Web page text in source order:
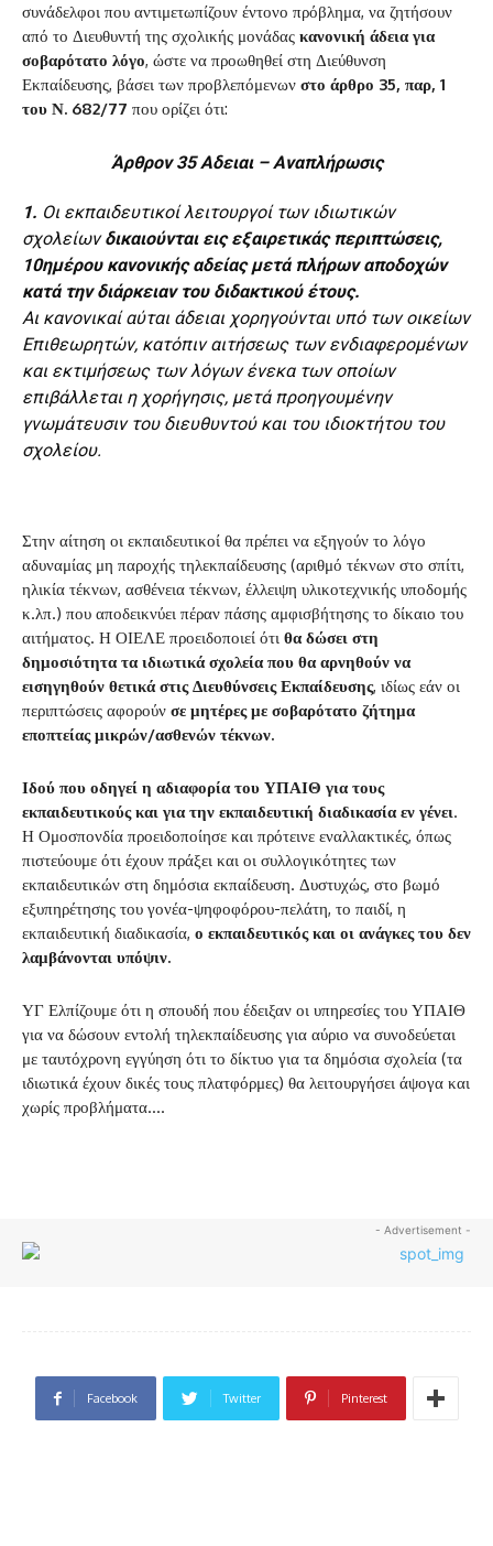
συνάδελφοι που αντιμετωπίζουν έντονο πρόβλημα, να ζητήσουν
από το Διευθυντή της σχολικής μονάδας κανονική άδεια για
σοβαρότατο λόγο, ώστε να προωθηθεί στη Διεύθυνση
Εκπαίδευσης, βάσει των προβλεπόμενων στο άρθρο 35, παρ, 1
του Ν. 682/77 που ορίζει ότι:
Άρθρον 35Αδειαι – Αναπλήρωσις
1. Οι εκπαιδευτικοί λειτουργοί των ιδιωτικών
σχολείωνδικαιούνται εις εξαιρετικάς περιπτώσεις,
10ημέρου κανονικής αδείας μετά πλήρων αποδοχών
κατά την διάρκειαν του διδακτικού έτους.
Αι κανονικαί αύται άδειαι χορηγούνται υπό των οικείων
Επιθεωρητών, κατόπιν αιτήσεως των ενδιαφερομένων
και εκτιμήσεως των λόγων ένεκα των οποίων
επιβάλλεται η χορήγησις, μετά προηγουμένην
γνωμάτευσιν του διευθυντού και του ιδιοκτήτου του
σχολείου.
Στην αίτηση οι εκπαιδευτικοί θα πρέπει να εξηγούν το λόγο
αδυναμίας μη παροχής τηλεκπαίδευσης (αριθμό τέκνων στο σπίτι,
ηλικία τέκνων, ασθένεια τέκνων, έλλειψη υλικοτεχνικής υποδομής
κ.λπ.) που αποδεικνύει πέραν πάσης αμφισβήτησης το δίκαιο του
αιτήματος. Η ΟΙΕΛΕ προειδοποιεί ότι θα δώσει στη
δημοσιότητα τα ιδιωτικά σχολεία που θα αρνηθούν να
εισηγηθούν θετικά στις Διευθύνσεις Εκπαίδευσης, ιδίως εάν οι
περιπτώσεις αφορούν σε μητέρες με σοβαρότατο ζήτημα
εποπτείας μικρών/ασθενών τέκνων.
Ιδού που οδηγεί η αδιαφορία του ΥΠΑΙΘ για τους
εκπαιδευτικούς και για την εκπαιδευτική διαδικασία εν γένει.
Η Ομοσπονδία προειδοποίησε και πρότεινε εναλλακτικές, όπως
πιστεύουμε ότι έχουν πράξει και οι συλλογικότητες των
εκπαιδευτικών στη δημόσια εκπαίδευση. Δυστυχώς, στο βωμό
εξυπηρέτησης του γονέα-ψηφοφόρου-πελάτη, το παιδί, η
εκπαιδευτική διαδικασία, ο εκπαιδευτικός και οι ανάγκες του δεν
λαμβάνονται υπόψιν.
ΥΓ Ελπίζουμε ότι η σπουδή που έδειξαν οι υπηρεσίες του ΥΠΑΙΘ
για να δώσουν εντολή τηλεκπαίδευσης για αύριο να συνοδεύεται
με ταυτόχρονη εγγύηση ότι το δίκτυο για τα δημόσια σχολεία (τα
ιδιωτικά έχουν δικές τους πλατφόρμες) θα λειτουργήσει άψογα και
χωρίς προβλήματα….
- Advertisement -
Facebook Twitter Pinterest